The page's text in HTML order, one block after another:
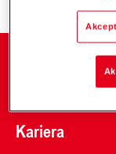
Kariera